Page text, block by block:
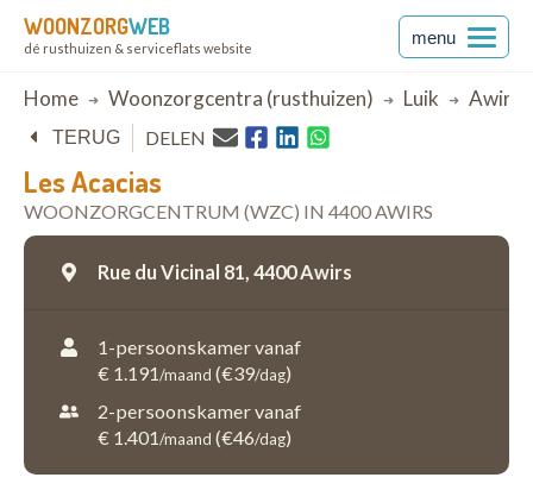
WOONZORGWEB
dé rusthuizen & serviceflats website
menu
Breadcrumb
Home Woonzorgcentra (rusthuizen) Luik Awirs
Les Acacias
WOONZORGCENTRUM (WZC) IN 4400 AWIRS
TERUG DELEN
Rue du Vicinal 81, 4400 Awirs
1-persoonskamer vanaf
€ 1.191/maand (€39/dag)
2-persoonskamer vanaf
€ 1.401/maand (€46/dag)